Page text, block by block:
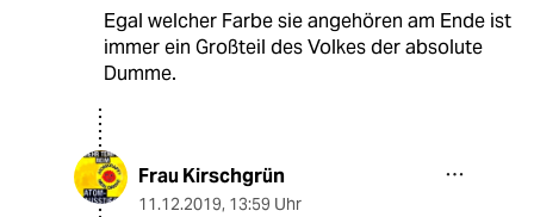
Egal welcher Farbe sie angehören am Ende ist
immer ein Großteil des Volkes der absolute
Dumme.
Frau Kirschgrün
11.12.2019, 13:59 Uhr